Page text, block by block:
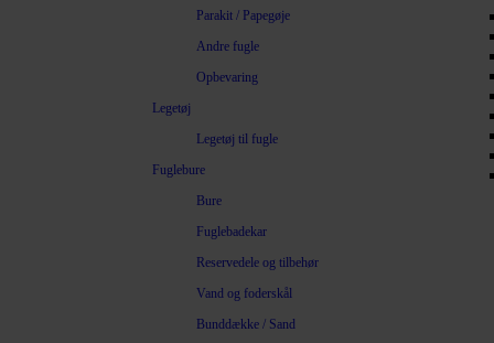
Parakit / Papegøje
Andre fugle
Opbevaring
Legetøj
Legetøj til fugle
Fuglebure
Bure
Fuglebadekar
Reservedele og tilbehør
Vand og foderskål
Bunddække / Sand